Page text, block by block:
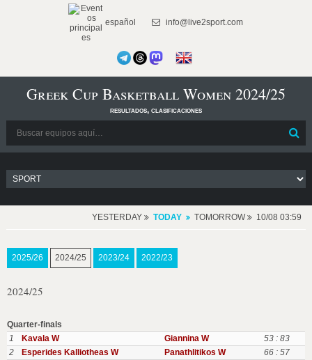
español info@live2sport.com
Greek Cup Basketball Women 2024/25
resultados, clasificaciones
YESTERDAY TODAY TOMORROW 10/08 03:59
2025/26 2024/25 2023/24 2022/23
2024/25
Quarter-finals
1
Kavala W Giannina W
53 : 83
2
Esperides Kalliotheas W Panathlitikos W
66 : 57